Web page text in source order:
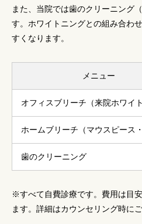
また、当院では歯のクリーニング
す。ホワイトニングとの組み合わ
すくなります。
メニュー
オフィスブリーチ（来院ホワイ
ホームブリーチ（マウスピース
歯のクリーニング
※すべて自費診療です。費用は目
ます。詳細はカウンセリング時に